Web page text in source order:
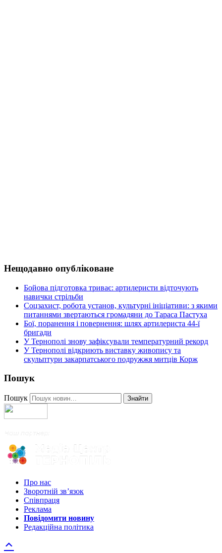
Нещодавно опубліковане
Бойова підготовка триває: артилеристи відточують
навички стрільби
Соцзахист, робота установ, культурні ініціативи: з якими
питаннями звертаються громадяни до Тараса Пастуха
Бої, поранення і повернення: шлях артилериста 44-ї
бригади
У Тернополі знову зафіксували температурний рекорд
У Тернополі відкриють виставку живопису та
скульптури закарпатського подружжя митців Корж
Пошук
Пошук Знайти
Про нас
Зворотній зв’язок
Співпраця
Реклама
Повідомити новину
Редакційна політика